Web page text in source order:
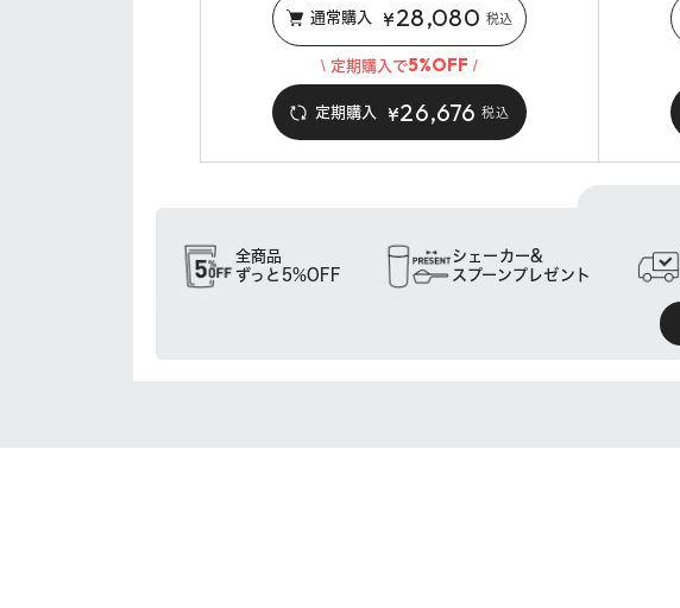
通常購入 ¥28,080 税込
\ 定期購入で5%OFF /
定期購入 ¥26,676 税込
全商品
ずっと5%OFF
シェーカー&
スプーンプレゼント